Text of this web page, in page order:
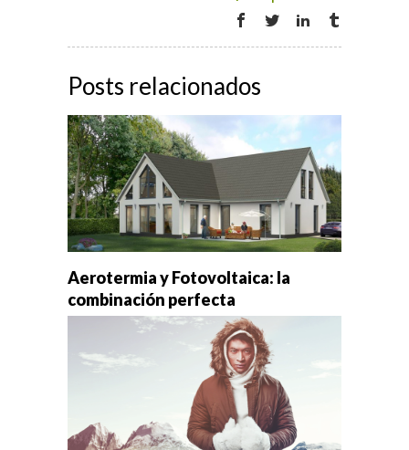
Posts relacionados
Aerotermia y Fotovoltaica: la
combinación perfecta